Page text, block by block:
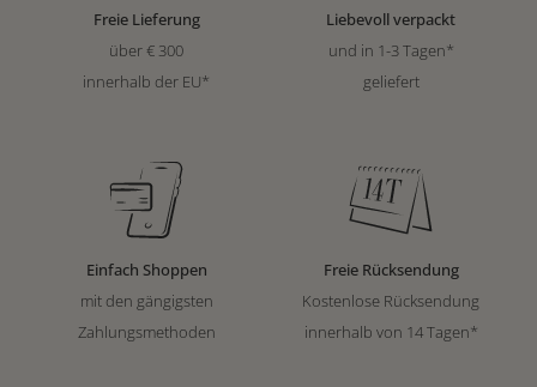
Freie Lieferung
über € 300
innerhalb der EU*
Liebevoll verpackt
und in 1-3 Tagen*
geliefert
Einfach Shoppen
mit den gängigsten
Zahlungsmethoden
Freie Rücksendung
Kostenlose Rücksendung
innerhalb von 14 Tagen*